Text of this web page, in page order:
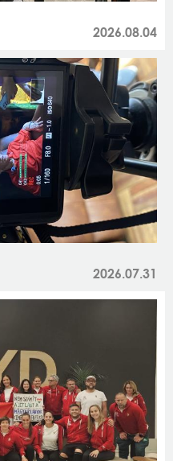
2026.08.04
2026.07.31